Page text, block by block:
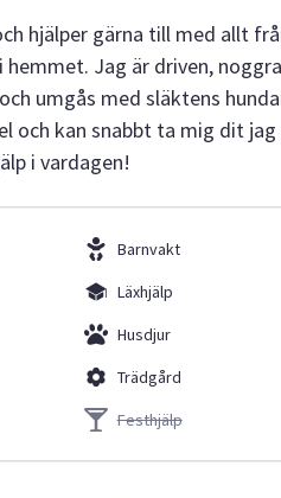
hjälper gärna till med allt
Jag är driven,
umgås med släktens
och kan snabbt ta mig dit
i vardagen!
Barnvakt
Läxhjälp
Husdjur
Trädgård
Festhjälp